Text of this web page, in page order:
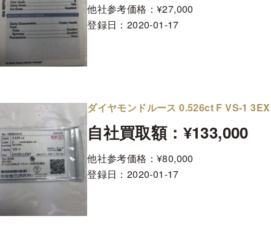
他社参考価格：¥27,000
登録日： 2020-01-17
ダイヤモンドルース 0.526ct F VS-1 3EX
自社買取額：¥133,000
他社参考価格：¥80,000
登録日： 2020-01-17